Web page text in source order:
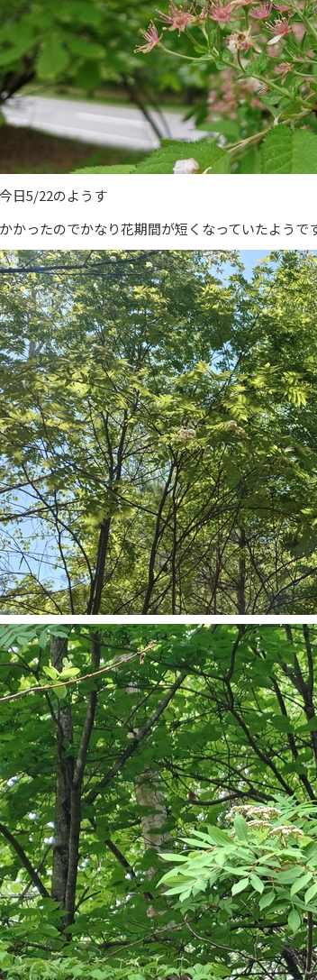
日5/22のようす
かったのでかなり花期間が短くなっていたようで